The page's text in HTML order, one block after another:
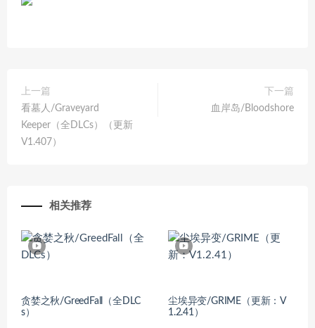
上一篇
看墓人/Graveyard
Keeper（全DLCs）（更新
V1.407）
下一篇
血岸岛/Bloodshore
相关推荐
贪婪之秋/GreedFall（全DLC
s）
尘埃异变/GRIME（更新：V
1.2.41）